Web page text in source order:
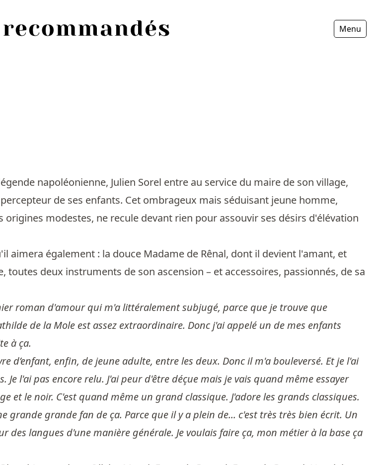
Menu
napoléonienne, Julien Sorel entre au service du maire de son village,
de ses enfants. Cet ombrageux mais séduisant jeune homme,
origines modestes, ne recule devant rien pour assouvir ses désirs d'élévation
aimera également : la douce Madame de Rênal, dont il devient l'amant, et
toutes deux instruments de son ascension – et accessoires, passionnés, de sa
roman d'amour qui m'a littéralement subjugé, parce que je trouve que
de la Mole est assez extraordinaire. Donc j'ai appelé un de mes enfants
à ça.
d’enfant, enfin, de jeune adulte, entre les deux. Donc il m'a bouleversé. Et je l'ai
Je l'ai pas encore relu. J'ai peur d'être déçue mais je vais quand même essayer
et le noir. C'est quand même un grand classique. J'adore les grands classiques.
grande grande fan de ça. Parce que il y a plein de... c'est très très bien écrit. Un
des langues d'une manière générale. Je voulais faire ça, mon métier à la base ça